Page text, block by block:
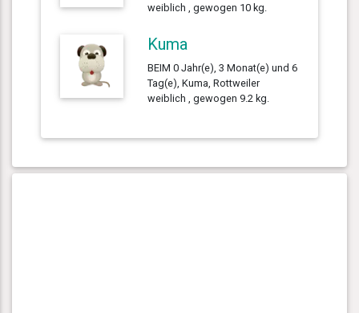
weiblich , gewogen 10 kg.
Kuma
BEIM 0 Jahr(e), 3 Monat(e) und 6
Tag(e), Kuma, Rottweiler
weiblich , gewogen 9.2 kg.